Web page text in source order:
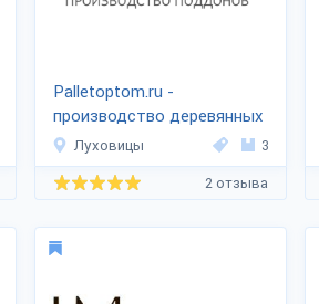
Palletoptom.ru -
производство деревянных
поддонов
Луховицы 3
2 отзыва